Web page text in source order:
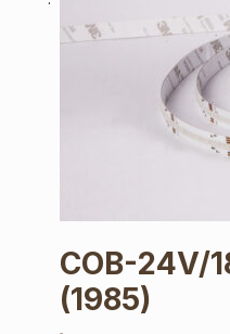
COB-24V/
(1985)